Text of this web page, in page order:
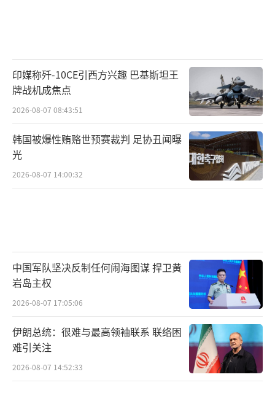
印媒称歼-10CE引西方兴趣 巴基斯坦王
牌战机成焦点
2026-08-07 08:43:51
韩国被爆性贿赂世预赛裁判 足协丑闻曝
光
2026-08-07 14:00:32
中国军队坚决反制任何闹海图谋 捍卫黄
岩岛主权
2026-08-07 17:05:06
伊朗总统：很难与最高领袖联系 联络困
难引关注
2026-08-07 14:52:33